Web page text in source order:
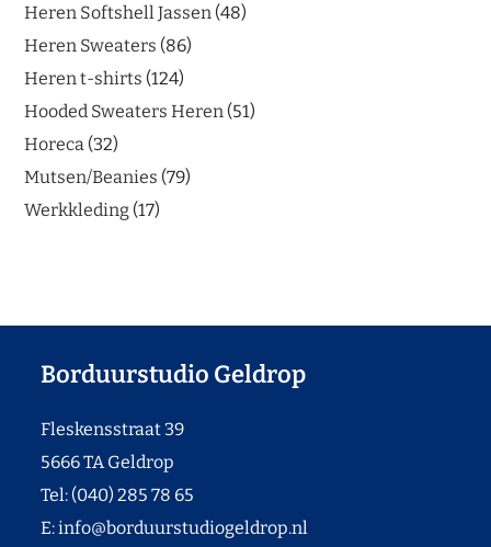
Heren Softshell Jassen 48
Heren Sweaters 86
Heren t-shirts 124
Hooded Sweaters Heren 51
Horeca 32
Mutsen/Beanies 79
Werkkleding 17
Borduurstudio Geldrop
Fleskensstraat 39
5666 TA Geldrop
Tel: (040) 285 78 65
E:info@borduurstudiogeldrop.nl